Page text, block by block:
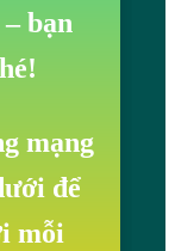
– bạn
mạng
để
mỗi